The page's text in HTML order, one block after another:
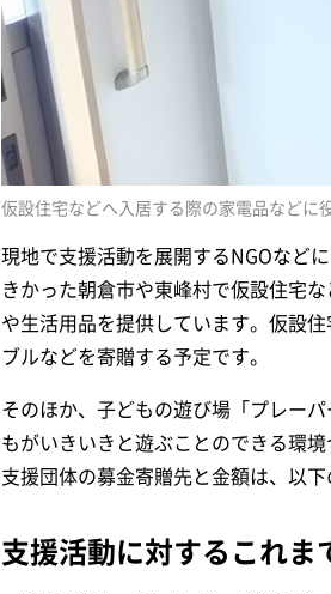
仮設住宅などへ入居する際の家電品などに
現地で支援活動を展開するNGOなど
きかった朝倉市や東峰村で仮設住宅
や生活用品を提供しています。仮設
ブルなどを寄贈する予定です。
そのほか、子どもの遊び場「プレー
もがいきいきと遊ぶことのできる環
支援団体の募金寄贈先と金額は、以下
支援活動に対するこれま